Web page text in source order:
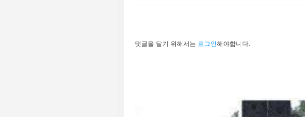
답
글
댓글을 달기 위해서는 로그인해야합니다.